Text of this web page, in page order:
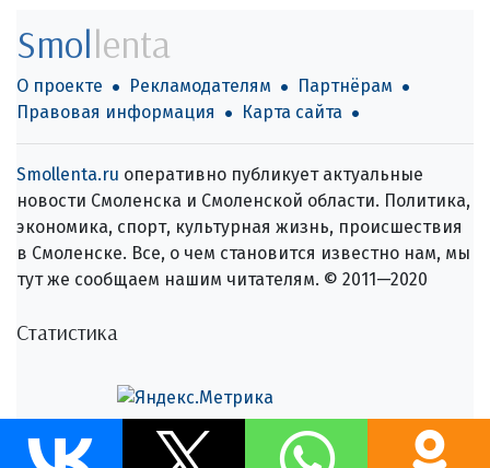
Smollenta
О проекте Рекламодателям
Партнёрам
Правовая информация
Карта сайта
Smollenta.ru оперативно публикует актуальные
новости Смоленска и Смоленской области. Политика,
экономика, спорт, культурная жизнь, происшествия
в Смоленске. Все, о чем становится известно нам, мы
тут же сообщаем нашим читателям. © 2011—2020
Статистика